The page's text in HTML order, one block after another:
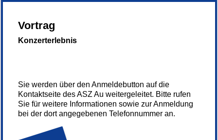
Vortrag
Konzerterlebnis
Sie werden über den Anmeldebutton auf die
Kontaktseite des ASZ Au weitergeleitet. Bitte rufen
Sie für weitere Informationen sowie zur Anmeldung
bei der dort angegebenen Telefonnummer an.